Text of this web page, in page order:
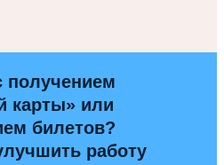
получением
карты» или
билетов?
работу